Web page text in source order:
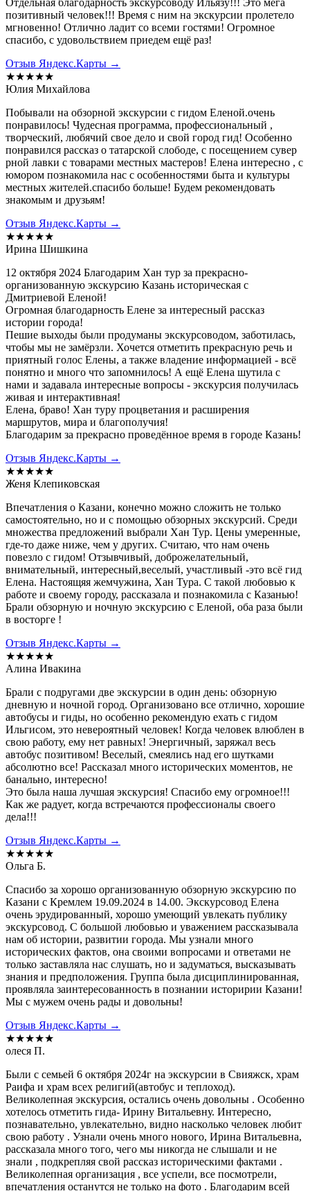
Отдельная благодарность экскурсоводу Ильязу!!! Это мега
позитивный человек!!! Время с ним на экскурсии пролетело
мгновенно! Отлично ладит со всеми гостями! Огромное
спасибо, с удовольствием приедем ещё раз!
Отзыв Яндекс.Карты →
★★★★★
Юлия Михайлова
Побывали на обзорной экскурсии с гидом Еленой.очень
понравилось! Чудесная программа, профессиональный ,
творческий, любячий свое дело и свой город гид! Особенно
понравился рассказ о татарской слободе, с посещением сувер
рной лавки с товарами местных мастеров! Елена интересно , с
юмором познакомила нас с особенностями быта и культуры
местных жителей.спасибо больше! Будем рекомендовать
знакомым и друзьям!
Отзыв Яндекс.Карты →
★★★★★
Ирина Шишкина
12 октября 2024 Благодарим Хан тур за прекрасно-
организованную экскурсию Казань историческая с
Дмитриевой Еленой!
Огромная благодарность Елене за интересный рассказ
истории города!
Пешие выходы были продуманы экскурсоводом, заботилась,
чтобы мы не замёрзли. Хочется отметить прекрасную речь и
приятный голос Елены, а также владение информацией - всё
понятно и много что запомнилось! А ещё Елена шутила с
нами и задавала интересные вопросы - экскурсия получилась
живая и интерактивная!
Елена, браво! Хан туру процветания и расширения
маршрутов, мира и благополучия!
Благодарим за прекрасно проведённое время в городе Казань!
Отзыв Яндекс.Карты →
★★★★★
Женя Клепиковская
Впечатления о Казани, конечно можно сложить не только
самостоятельно, но и с помощью обзорных экскурсий. Среди
множества предложений выбрали Хан Тур. Цены умеренные,
где-то даже ниже, чем у других. Считаю, что нам очень
повезло с гидом! Отзывчивый, доброжелательный,
внимательный, интересный,веселый, участливый -это всё гид
Елена. Настоящяя жемчужина, Хан Тура. С такой любовью к
работе и своему городу, рассказала и познакомила с Казанью!
Брали обзорную и ночную экскурсию с Еленой, оба раза были
в восторге !
Отзыв Яндекс.Карты →
★★★★★
Алина Ивакина
Брали с подругами две экскурсии в один день: обзорную
дневную и ночной город. Организовано все отлично, хорошие
автобусы и гиды, но особенно рекомендую ехать с гидом
Ильгисом, это невероятный человек! Когда человек влюблен в
свою работу, ему нет равных! Энергичный, заряжал весь
автобус позитивом! Веселый, смеялись над его шутками
абсолютно все! Рассказал много исторических моментов, не
банально, интересно!
Это была наша лучшая экскурсия! Спасибо ему огромное!!!
Как же радует, когда встречаются профессионалы своего
дела!!!
Отзыв Яндекс.Карты →
★★★★★
Ольга Б.
Спасибо за хорошо организованную обзорную экскурсию по
Казани с Кремлем 19.09.2024 в 14.00. Экскурсовод Елена
очень эрудированный, хорошо умеющий увлекать публику
экскурсовод. С большой любовью и уважением рассказывала
нам об истории, развитии города. Мы узнали много
исторических фактов, она своими вопросами и ответами не
только заставляла нас слушать, но и задуматься, высказывать
знания и предположения. Группа была дисциплинированная,
проявляла заинтересованность в познании историрии Казани!
Мы с мужем очень рады и довольны!
Отзыв Яндекс.Карты →
★★★★★
олеся П.
Были с семьей 6 октября 2024г на экскурсии в Свияжск, храм
Раифа и храм всех религий(автобус и теплоход).
Великолепная экскурсия, остались очень довольны . Особенно
хотелось отметить гида- Ирину Витальевну. Интересно,
познавательно, увлекательно, видно насколько человек любит
свою работу . Узнали очень много нового, Ирина Витальевна,
рассказала много того, чего мы никогда не слышали и не
знали , подкрепляя свой рассказ историческими фактами .
Великолепная организация , все успели, все посмотрели,
впечатления останутся не только на фото . Благодарим всей